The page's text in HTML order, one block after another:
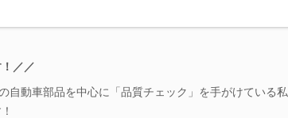
／／
自動車部品を中心に「品質チェック」を手がけている私